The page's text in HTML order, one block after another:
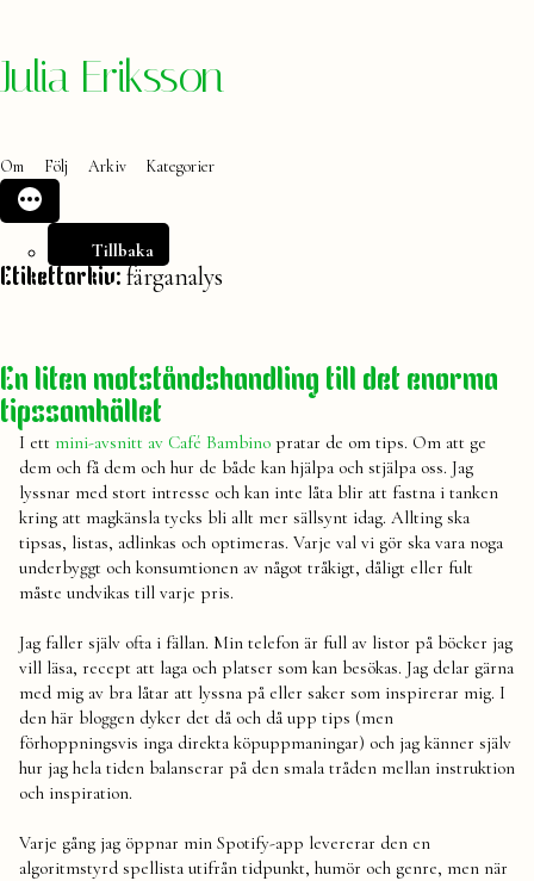
Hoppa
Julia Eriksson
Om Följ Arkiv Kategorier
Tillbaka
Etikettarkiv: färganalys
En liten motståndshandling till det enorma
tipssamhället
I ett mini-avsnitt av Café Bambino pratar de om tips. Om att ge
dem och få dem och hur de både kan hjälpa och stjälpa oss. Jag
lyssnar med stort intresse och kan inte låta blir att fastna i tanken
kring att magkänsla tycks bli allt mer sällsynt idag. Allting ska
tipsas, listas, adlinkas och optimeras. Varje val vi gör ska vara noga
underbyggt och konsumtionen av något tråkigt, dåligt eller fult
måste undvikas till varje pris.
Jag faller själv ofta i fällan. Min telefon är full av listor på böcker jag
vill läsa, recept att laga och platser som kan besökas. Jag delar gärna
med mig av bra låtar att lyssna på eller saker som inspirerar mig. I
den här bloggen dyker det då och då upp tips (men
förhoppningsvis inga direkta köpuppmaningar) och jag känner själv
hur jag hela tiden balanserar på den smala tråden mellan instruktion
och inspiration.
Varje gång jag öppnar min Spotify-app levererar den en
algoritmstyrd spellista utifrån tidpunkt, humör och genre, men när